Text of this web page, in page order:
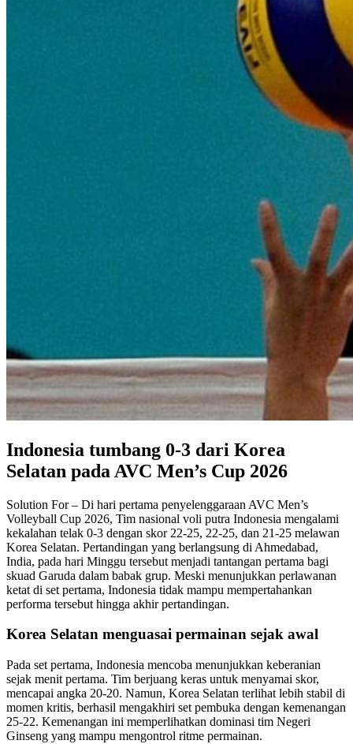
Indonesia tumbang 0-3 dari Korea
Selatan pada AVC Men’s Cup 2026
Solution For – Di hari pertama penyelenggaraan AVC Men’s
Volleyball Cup 2026, Tim nasional voli putra Indonesia mengalami
kekalahan telak 0-3 dengan skor 22-25, 22-25, dan 21-25 melawan
Korea Selatan. Pertandingan yang berlangsung di Ahmedabad,
India, pada hari Minggu tersebut menjadi tantangan pertama bagi
skuad Garuda dalam babak grup. Meski menunjukkan perlawanan
ketat di set pertama, Indonesia tidak mampu mempertahankan
performa tersebut hingga akhir pertandingan.
Korea Selatan menguasai permainan sejak awal
Pada set pertama, Indonesia mencoba menunjukkan keberanian
sejak menit pertama. Tim berjuang keras untuk menyamai skor,
mencapai angka 20-20. Namun, Korea Selatan terlihat lebih stabil di
momen kritis, berhasil mengakhiri set pembuka dengan kemenangan
25-22. Kemenangan ini memperlihatkan dominasi tim Negeri
Ginseng yang mampu mengontrol ritme permainan.